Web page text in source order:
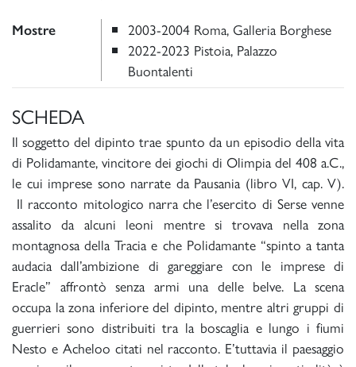
Mostre
2003-2004 Roma, Galleria Borghese
2022-2023 Pistoia, Palazzo
Buontalenti
SCHEDA
Il soggetto del dipinto trae spunto da un episodio della vita
di Polidamante, vincitore dei giochi di Olimpia del 408 a.C.,
le cui imprese sono narrate da Pausania (libro VI, cap. V).
Il racconto mitologico narra che l’esercito di Serse venne
assalito da alcuni leoni mentre si trovava nella zona
montagnosa della Tracia e che Polidamante “spinto a tanta
audacia dall’ambizione di gareggiare con le imprese di
Eracle” affrontò senza armi una delle belve. La scena
occupa la zona inferiore del dipinto, mentre altri gruppi di
guerrieri sono distribuiti tra la boscaglia e lungo i fiumi
Nesto e Acheloo citati nel racconto. E’tuttavia il paesaggio